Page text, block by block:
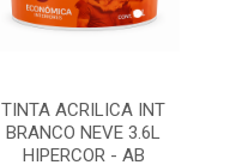
TINTA ACRILICA INT
BRANCO NEVE 3.6L
HIPERCOR - AB